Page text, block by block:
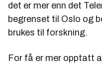
det er mer enn det
begrenset til Oslo og
brukes til forskning.
For få er mer opptatt